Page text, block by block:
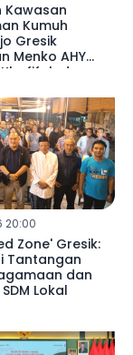
Kawasan
Kumuh
Gresik
Menko AHY
dan
20:00
Zone' Gresik:
Tantangan
dan
Lokal